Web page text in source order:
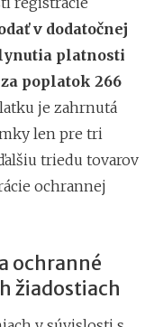
v dodatočnej
platnosti
poplatok 266
je zahrnutá
len pre tri
triedu tovarov
ochrannej
ochranné
žiadostiach